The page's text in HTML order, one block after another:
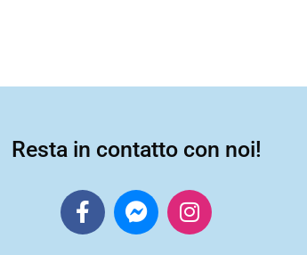
Resta in contatto con noi!